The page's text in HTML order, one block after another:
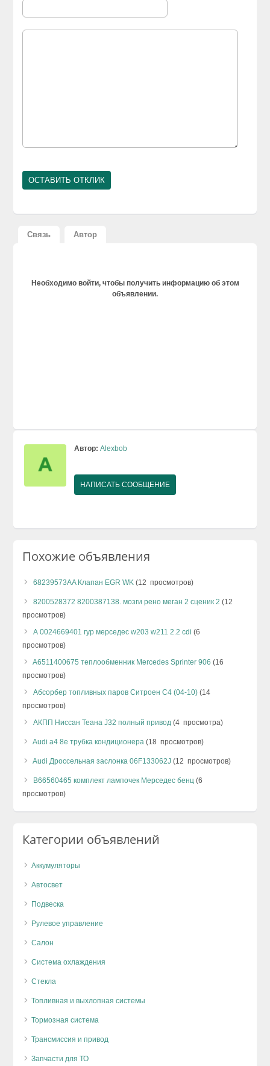
Связь Автор
Необходимо войти, чтобы получить информацию об этом
объявлении.
Автор: Alexbob
НАПИСАТЬ СООБЩЕНИЕ
Похожие объявления
68239573AA Клапан EGR WK (12 просмотров)
8200528372 8200387138. мозги рено меган 2 сценик 2 (12
просмотров)
А 0024669401 гур мерседес w203 w211 2.2 cdi (6
просмотров)
A6511400675 теплообменник Mercedes Sprinter 906 (16
просмотров)
Абсорбер топливных паров Ситроен С4 (04-10) (14
просмотров)
АКПП Ниссан Теана J32 полный привод (4 просмотра)
Audi а4 8e трубка кондиционера (18 просмотров)
Audi Дроссельная заслонка 06F133062J (12 просмотров)
B66560465 комплект лампочек Мерседес бенц (6
просмотров)
Категории объявлений
Аккумуляторы
Автосвет
Подвеска
Рулевое управление
Салон
Система охлаждения
Стекла
Топливная и выхлопная системы
Тормозная система
Трансмиссия и привод
Запчасти для ТО